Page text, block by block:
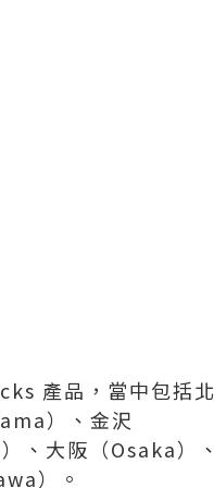
產品，當中包括北
）、金沢
、大阪（Osaka）、
）。